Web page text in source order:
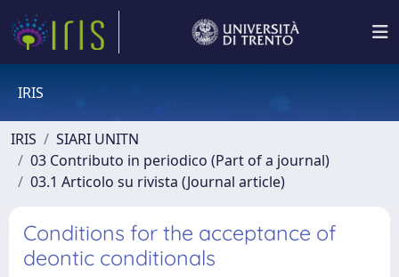
IRIS
IRIS
SIARI UNITN
03 Contributo in periodico (Part of a journal)
03.1 Articolo su rivista (Journal article)
Conditions for the acceptance of
deontic conditionals